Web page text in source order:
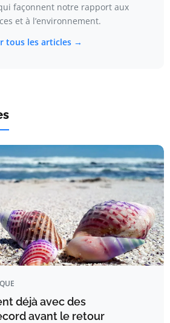
façonnent notre rapport aux
et à l’environnement.
tous les articles →
déjà avec des
avant le retour